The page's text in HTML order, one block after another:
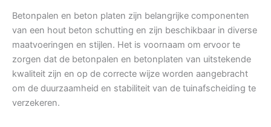
Betonpalen en beton platen zijn belangrijke componenten
van een hout beton schutting en zijn beschikbaar in diverse
maatvoeringen en stijlen. Het is voornaam om ervoor te
zorgen dat de betonpalen en betonplaten van uitstekende
kwaliteit zijn en op de correcte wijze worden aangebracht
om de duurzaamheid en stabiliteit van de tuinafscheiding te
verzekeren.